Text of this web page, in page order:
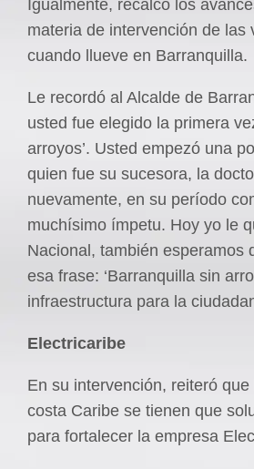
Igualmente, recalcó los
materia de intervención de
cuando llueve en Barranquilla.
Le recordó al Alcalde de
usted fue elegido la primera
arroyos’. Usted empezó una
quien fue su sucesora, la
nuevamente, en su período
muchísimo ímpetu. Hoy yo le
Nacional, también esperamos
esa frase: ‘Barranquilla sin
infraestructura para la
Electricaribe
En su intervención, reiteró
costa Caribe se tienen que
para fortalecer la empresa